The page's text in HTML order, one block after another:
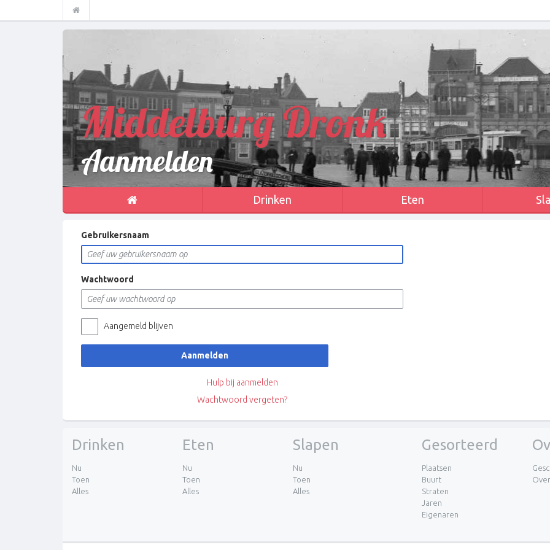
Middelburg Dronk
Aanmelden
Drinken Eten
Gebruikersnaam
Wachtwoord
Aangemeld blijven
Aanmelden
Hulp bij aanmelden
Wachtwoord vergeten?
Drinken
Nu
Toen
Alles
Eten
Nu
Toen
Alles
Slapen
Nu
Toen
Alles
Gesorteerd
Plaatsen
Buurt
Straten
Jaren
Eigenaren
Over